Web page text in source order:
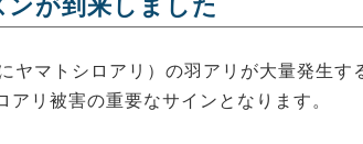
が到来しました
ヤマトシロアリ）の羽アリが大量発生す
アリ被害の重要なサインとなります。